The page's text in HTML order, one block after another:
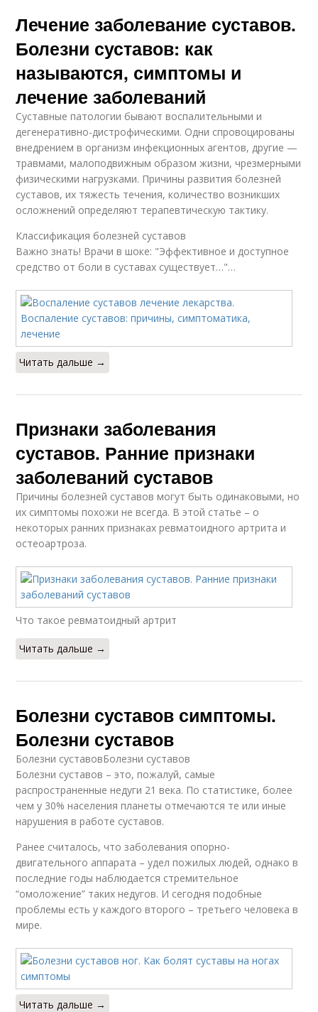
Лечение заболевание суставов.
Болезни суставов: как
называются, симптомы и
лечение заболеваний
Суставные патологии бывают воспалительными и
дегенеративно-дистрофическими. Одни спровоцированы
внедрением в организм инфекционных агентов, другие —
травмами, малоподвижным образом жизни, чрезмерными
физическими нагрузками. Причины развития болезней
суставов, их тяжесть течения, количество возникших
осложнений определяют терапевтическую тактику.
Классификация болезней суставов
Важно знать! Врачи в шоке: "Эффективное и доступное
средство от боли в суставах существует…"…
Читать дальше →
Признаки заболевания
суставов. Ранние признаки
заболеваний суставов
Причины болезней суставов могут быть одинаковыми, но
их симптомы похожи не всегда. В этой статье – о
некоторых ранних признаках ревматоидного артрита и
остеоартроза.
Что такое ревматоидный артрит
Читать дальше →
Болезни суставов симптомы.
Болезни суставов
Болезни суставовБолезни суставов
Болезни суставов – это, пожалуй, самые
распространенные недуги 21 века. По статистике, более
чем у 30% населения планеты отмечаются те или иные
нарушения в работе суставов.
Ранее считалось, что заболевания опорно-
двигательного аппарата – удел пожилых людей, однако в
последние годы наблюдается стремительное
“омоложение” таких недугов. И сегодня подобные
проблемы есть у каждого второго – третьего человека в
мире.
Читать дальше →